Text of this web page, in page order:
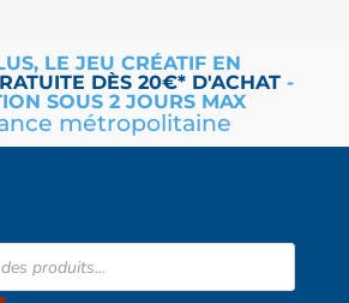
LE JEU CRÉATIF EN
DÈS 20€* D'ACHAT -
SOUS 2 JOURS MAX
métropolitaine